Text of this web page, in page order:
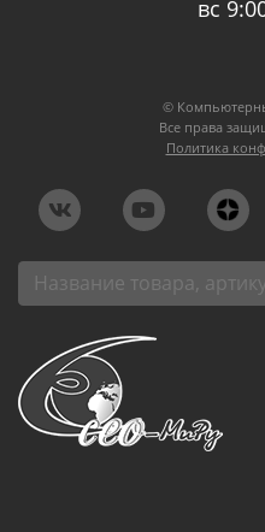
вс
©
Все права
Политика